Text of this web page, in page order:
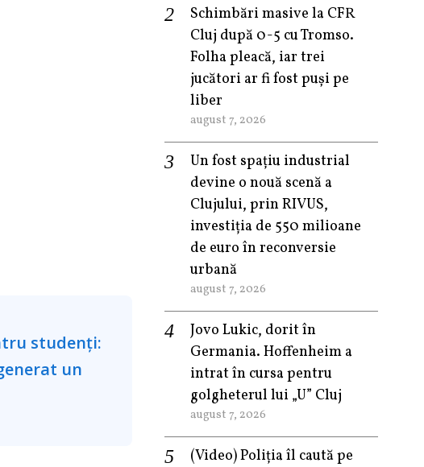
Schimbări masive la CFR
Cluj după 0-5 cu Tromso.
Folha pleacă, iar trei
jucători ar fi fost puși pe
liber
august 7, 2026
Un fost spațiu industrial
devine o nouă scenă a
Clujului, prin RIVUS,
investiția de 550 milioane
de euro în reconversie
urbană
august 7, 2026
Jovo Lukic, dorit în
Germania. Hoffenheim a
intrat în cursa pentru
golgheterul lui „U” Cluj
august 7, 2026
(Video) Poliția îl caută pe